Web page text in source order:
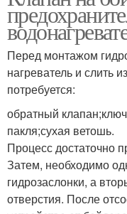
Перед монтажом
нагреватель и слить
потребуется:
обратный
пакля;сухая ветошь.
Процесс достаточно
Затем, необходимо
гидрозаслонки, а
отверстия. После